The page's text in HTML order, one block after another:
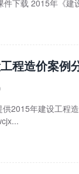
下载 2015年《建
程造价案例
2015年建设工程